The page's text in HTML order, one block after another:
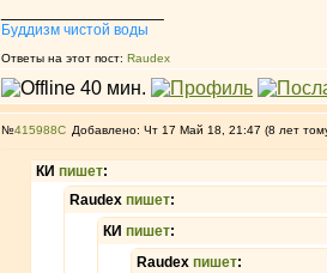
Буддизм чистой воды
Ответы на этот пост: Raudex
№415988 Добавлено: Чт 17 Май 18, 21:47 (8 лет
КИ пишет:
Raudex пишет:
КИ пишет:
Raudex пишет: